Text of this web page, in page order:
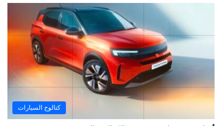
كتالوج السيارات